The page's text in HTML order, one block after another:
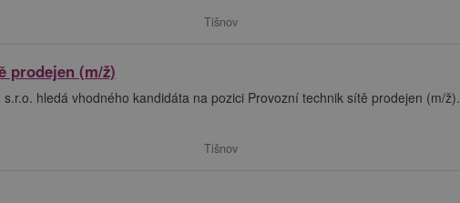
Tišnov
prodejen (m/ž)
s.r.o. hledá vhodného kandidáta na pozici Provozní technik sítě prodejen (m/ž).
Tišnov